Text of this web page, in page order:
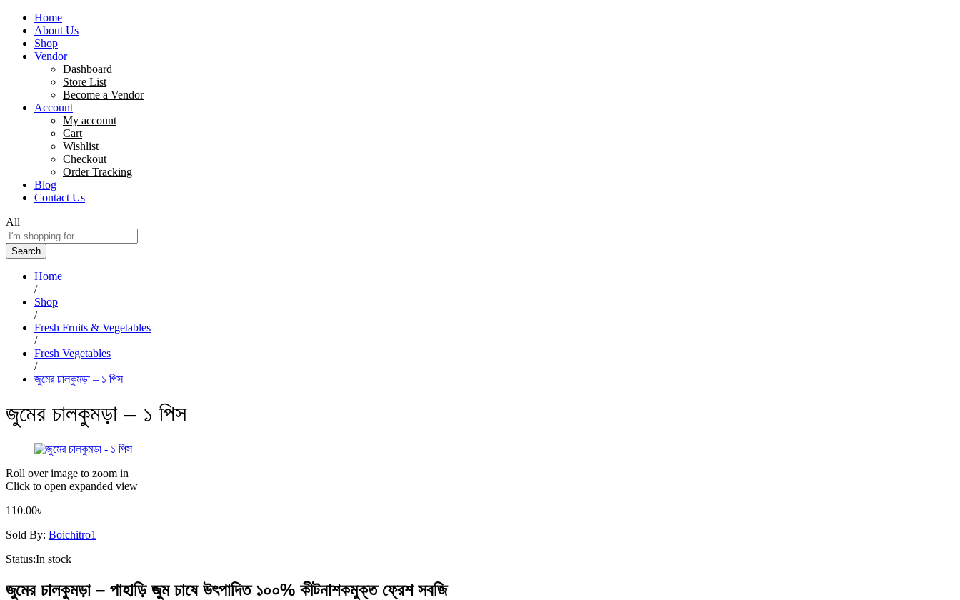
Home
About Us
Shop
Vendor
Dashboard
Store List
Become a Vendor
Account
My account
Cart
Wishlist
Checkout
Order Tracking
Blog
Contact Us
All
Search
Home
/
Shop
/
Fresh Fruits & Vegetables
/
Fresh Vegetables
/
জুমের চালকুমড়া – ১ পিস
জুমের চালকুমড়া – ১ পিস
Roll over image to zoom in
Click to open expanded view
110.00৳
Sold By: Boichitro1
Status:In stock
জুমের চালকুমড়া – পাহাড়ি জুম চাষে উৎপাদিত ১০০% কীটনাশকমুক্ত ফ্রেশ সবজি